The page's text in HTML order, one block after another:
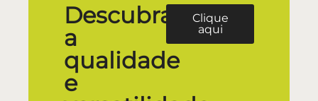
Descubra
a
qualidade
e
Clique
aqui